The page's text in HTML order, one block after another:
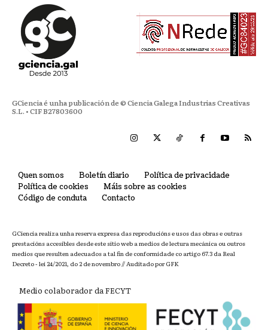
GCiencia é unha publicación de © Ciencia Galega Industrias Creativas
S.L. • CIF B27803600
Quen somos Boletín diario
Política de privacidade
Política de cookies
Máis sobre as cookies
Código de conduta
Contacto
GCiencia realiza unha reserva expresa das reproducións e usos das obras e outras
prestacións accesibles desde este sitio web a medios de lectura mecánica ou outros
medios que resulten adecuados a tal fin de conformidade co artigo 67.3 da Real
Decreto - lei 24/2021, do 2 de novembro // Auditado por GFK
Medio colaborador da FECYT